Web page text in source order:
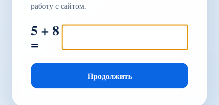
работу с сайтом.
5 + 8
=
Продолжить